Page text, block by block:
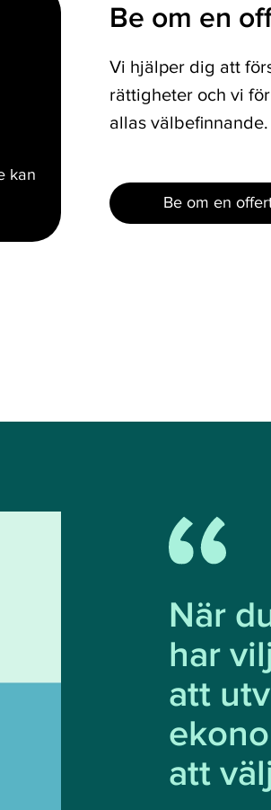
kan
Be om en
Vi hjälper dig att
rättigheter och vi
allas välbefinnande.
Be om en
När
har
att
att